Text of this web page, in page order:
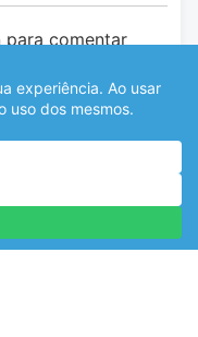
para comentar